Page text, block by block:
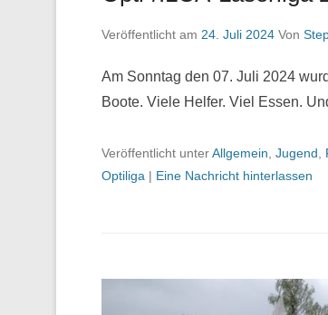
Veröffentlicht am 24. Juli 2024 Von
Am Sonntag den 07. Juli 2024
Boote. Viele Helfer. Viel Essen.
Veröffentlicht unterAllgemein Jugend
Optiliga | Eine Nachricht hinterlassen